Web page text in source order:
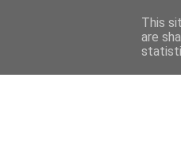
This
are